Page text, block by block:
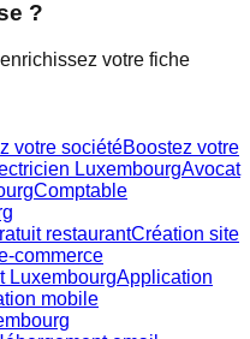
?
votre fiche
votre sociétéBoostez votre
LuxembourgAvocat
Comptable
restaurantCréation site
commerce
LuxembourgApplication
mobile